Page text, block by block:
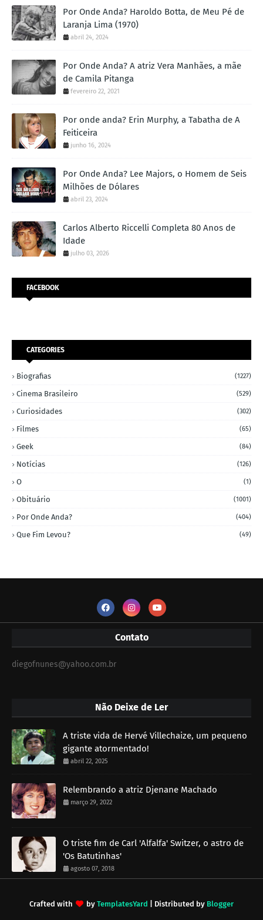
Por Onde Anda? Haroldo Botta, de Meu Pé de
Laranja Lima (1970)
abril 24, 2024
Por Onde Anda? A atriz Vera Manhães, a mãe
de Camila Pitanga
fevereiro 22, 2021
Por onde anda? Erin Murphy, a Tabatha de A
Feiticeira
junho 16, 2024
Por Onde Anda? Lee Majors, o Homem de Seis
Milhões de Dólares
abril 23, 2024
Carlos Alberto Riccelli Completa 80 Anos de
Idade
julho 03, 2026
FACEBOOK
CATEGORIES
Biografias (1227)
Cinema Brasileiro (529)
Curiosidades (302)
Filmes (65)
Geek (84)
Notícias (126)
O (1)
Obituário (1001)
Por Onde Anda? (404)
Que Fim Levou? (49)
Contato
diegofnunes@yahoo.com.br
Não Deixe de Ler
A triste vida de Hervé Villechaize, um pequeno
gigante atormentado!
abril 22, 2025
Relembrando a atriz Djenane Machado
março 29, 2022
O triste fim de Carl 'Alfalfa' Switzer, o astro de
'Os Batutinhas'
agosto 07, 2018
Crafted with by TemplatesYard | Distributed by Blogger